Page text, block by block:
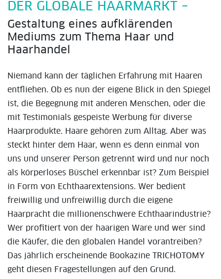
DER GLOBALE HAARMARKT –
Gestaltung eines aufklärenden
Mediums zum Thema Haar und
Haarhandel
Niemand kann der täglichen Erfahrung mit Haaren
entfliehen. Ob es nun der eigene Blick in den Spiegel
ist, die Begegnung mit anderen Menschen, oder die
mit Testimonials gespeiste Werbung für diverse
Haarprodukte. Haare gehören zum Alltag. Aber was
steckt hinter dem Haar, wenn es denn einmal von
uns und unserer Person getrennt wird und nur noch
als körperloses Büschel erkennbar ist? Zum Beispiel
in Form von Echthaarextensions. Wer bedient
freiwillig und unfreiwillig durch die eigene
Haarpracht die millionenschwere Echthaarindustrie?
Wer profitiert von der haarigen Ware und wer sind
die Käufer, die den globalen Handel vorantreiben?
Das jährlich erscheinende Bookazine TRICHOTOMY
geht diesen Fragestellungen auf den Grund.